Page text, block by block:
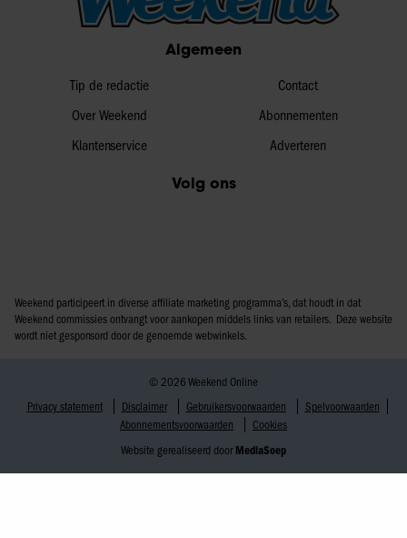
Algemeen
Tip de redactie
Over Weekend
Klantenservice
Contact
Abonnementen
Adverteren
Volg ons
Weekend participeert in diverse affiliate marketing programma’s, dat houdt in dat
Weekend commissies ontvangt voor aankopen middels links van retailers. Deze website
wordt niet gesponsord door de genoemde webwinkels.
© 2026 Weekend Online
Privacy statement
Disclaimer Gebruikersvoorwaarden
Spelvoorwaarden
Abonnementsvoorwaarden
Cookies
Website gerealiseerd door MediaSoep